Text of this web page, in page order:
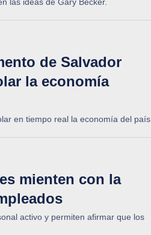
de Salvador
la economía
en tiempo real la economía del país.
mienten con la
activo y permiten afirmar que los